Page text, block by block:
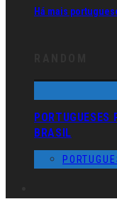
Há mais
PORTUGUESES
BRASIL